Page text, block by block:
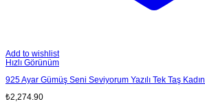
Add to wishlist
Hızlı Görünüm
925 Ayar Gümüş Seni Seviyorum Yazılı Tek Taş
₺2,274.90